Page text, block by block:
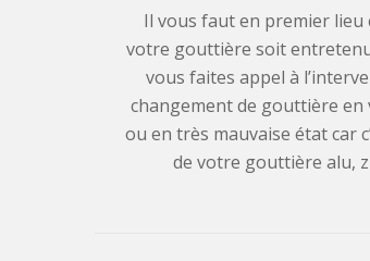
Il vous faut en premier lieu
votre gouttière soit
vous faites appel à
changement de gouttière
ou en très mauvaise état car
de votre gouttière alu,